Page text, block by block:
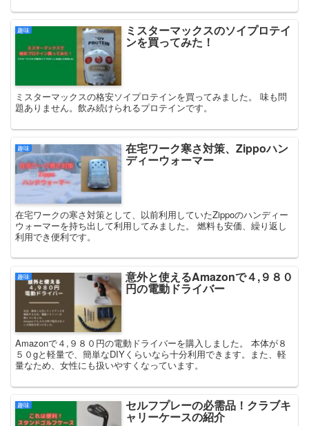
趣味 ミスターマックスのソイプロテイ
ンを買ってみた！
ミスターマックスの格安ソイプロテインを買ってみました。 味も問
題ありません。飲み続けられるプロテインです。
趣味 在宅ワーク寒さ対策、Zippoハン
ディーウォーマー
在宅ワークの寒さ対策として、以前利用していたZippoのハンディー
ウォーマーを持ち出して利用してみました。 燃料も安価、繰り返し
利用でき便利です。
趣味 意外と使えるAmazonで４,９８０
円の電動ドライバー
Amazonで４,９８０円の電動ドライバーを購入しました。 本体が８
５０gと軽量で、簡単なDIYくらいなら十分利用できます。また、軽
量なため、女性にも扱いやすくなっています。
趣味 セルフプレーの必需品！クラブキ
ャリーケースの紹介